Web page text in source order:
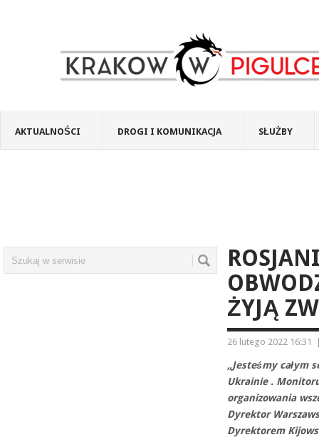
AKTUALNOŚCI DROGI I KOMUNIKACJA SŁUŻBY
ŻYJĄ
26 lutego 2022 16:31
„Jesteśmy całym
Ukrainie .
organizowania
Dyrektor
Dyrektorem